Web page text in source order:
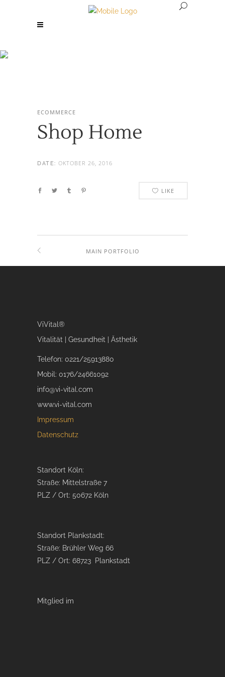
ECOMMERCE
Shop Home
DATE: OKTOBER 26, 2016
LIKE
MAIN PORTFOLIO
ViVital®
Vitalität | Gesundheit | Ästhetik
Telefon: 0221/25913880
Mobil: 0176/24661092
info@vi-vital.com
www.vi-vital.com
Impressum
Datenschutz
Standort Köln:
Straße: Mittelstraße 7
PLZ / Ort: 50672 Köln
Standort Plankstadt:
Straße: Brühler Weg 66
PLZ / Ort: 68723 Plankstadt
Mitglied im